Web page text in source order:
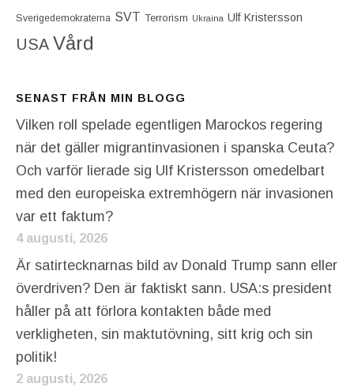
Sverigedemokraterna SVT Terrorism Ukraina Ulf Kristersson
USA Vård
SENAST FRÅN MIN BLOGG
Vilken roll spelade egentligen Marockos regering
när det gäller migrantinvasionen i spanska Ceuta?
Och varför lierade sig Ulf Kristersson omedelbart
med den europeiska extremhögern när invasionen
var ett faktum?
4 augusti, 2026
Är satirtecknarnas bild av Donald Trump sann eller
överdriven? Den är faktiskt sann. USA:s president
håller på att förlora kontakten både med
verkligheten, sin maktutövning, sitt krig och sin
politik!
2 augusti, 2026